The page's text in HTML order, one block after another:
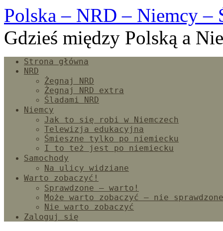
Polska – NRD – Niemcy –
Gdzieś między Polską a
Strona główna
NRD
Żegnaj NRD
Żegnaj NRD extra
Śladami NRD
Niemcy
Jak to się robi w Niemczech
Telewizja edukacyjna
Śmieszne tylko po niemiecku
I to też jest po niemiecku
Samochody
Na ulicy widziane
Warto zobaczyć!
Sprawdzone – warto!
Może warto zobaczyć – nie sprawdzone
Nie warto zobaczyć
Zaloguj się